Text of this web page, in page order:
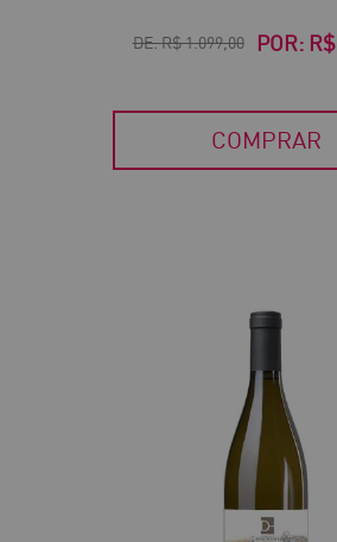
DE:R$ 1.099,00 POR:
COMPRAR